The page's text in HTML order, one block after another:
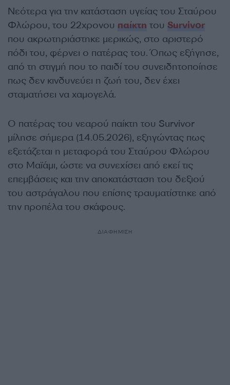
Νεότερα για την κατάσταση υγείας του Σταύρου
Φλώρου, του 22χρονου παίκτη του Survivor
που ακρωτηριάστηκε μερικώς, στο αριστερό
πόδι του, φέρνει ο πατέρας του. Όπως εξήγησε,
από τη στιγμή που το παιδί του συνειδητοποίησε
πως δεν κινδυνεύει η ζωή του, δεν έχει
σταματήσει να χαμογελά.
Ο πατέρας του νεαρού παίκτη του Survivor
μίλησε σήμερα (14.05.2026), εξηγώντας πως
εξετάζεται η μεταφορά του Σταύρου Φλώρου
στο Μαϊάμι, ώστε να συνεχίσει από εκεί τις
επεμβάσεις και την αποκατάσταση του δεξιού
του αστράγαλου που επίσης τραυματίστηκε από
την προπέλα του σκάφους.
ΔΙΑΦΗΜΙΣΗ